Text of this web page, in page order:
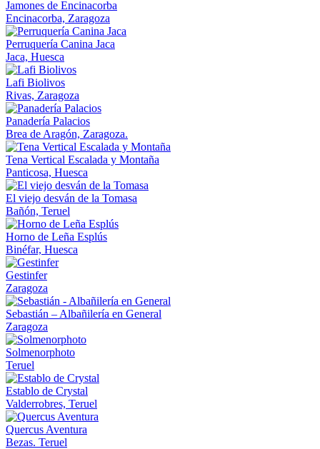
Jamones de Encinacorba
Encinacorba, Zaragoza
Perruquería Canina Jaca
Jaca, Huesca
Lafi Biolivos
Rivas, Zaragoza
Panadería Palacios
Brea de Aragón, Zaragoza.
Tena Vertical Escalada y Montaña
Panticosa, Huesca
El viejo desván de la Tomasa
Bañón, Teruel
Horno de Leña Esplús
Binéfar, Huesca
Gestinfer
Zaragoza
Sebastián – Albañilería en General
Zaragoza
Solmenorphoto
Teruel
Establo de Crystal
Valderrobres, Teruel
Quercus Aventura
Bezas. Teruel